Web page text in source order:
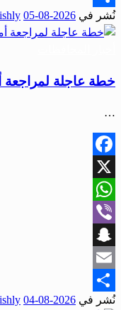
Share
نُشر في 2026-08-05
خطة عاجلة لمراجعة
…
Facebook
X
WhatsApp
Viber
Snapchat
Email
Share
نُشر في 2026-08-04